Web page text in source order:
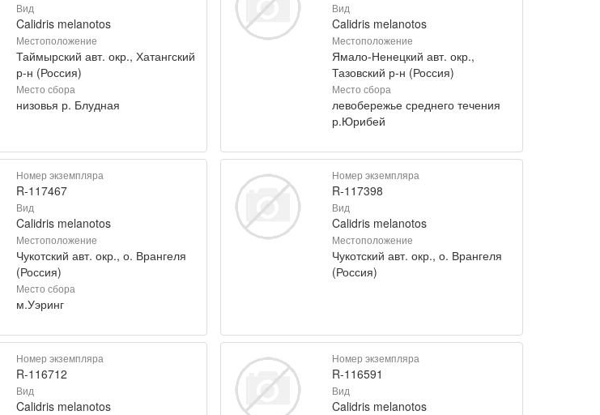
Вид
Calidris melanotos
Местоположение
Таймырский авт. окр., Хатангский
р-н (Россия)
Место сбора
низовья р. Блудная
Вид
Calidris melanotos
Местоположение
Ямало-Ненецкий авт. окр.,
Тазовский р-н (Россия)
Место сбора
левобережье среднего течения
р.Юрибей
Номер экземпляра
R-117467
Вид
Calidris melanotos
Местоположение
Чукотский авт. окр., о. Врангеля
(Россия)
Место сбора
м.Уэринг
Номер экземпляра
R-117398
Вид
Calidris melanotos
Местоположение
Чукотский авт. окр., о. Врангеля
(Россия)
Номер экземпляра
R-116712
Вид
Calidris melanotos
Номер экземпляра
R-116591
Вид
Calidris melanotos